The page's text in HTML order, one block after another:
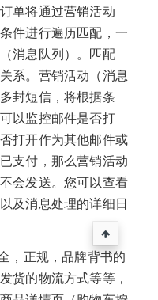
单将通过营销活动
件进行遍历匹配，一
消息队列）。匹配
系。营销活动（消息
封短信，将根据条
以监控邮件是否打
打开作为其他邮件或
支付，那么营销活动
会发送。您可以查看
及消息处理的详细日
，正规，品牌背书的
货的物流方式等等，